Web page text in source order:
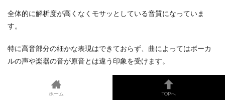
全体的に解析度が高くなくモサッとしている音質になっていま
す。
特に高音部分の細かな表現はできておらず、曲によってはボーカ
ルの声や楽器の音が原音とは違う印象を受けます。
モード変更してもそんなに違いもなかったですし。
ホーム TOPへ